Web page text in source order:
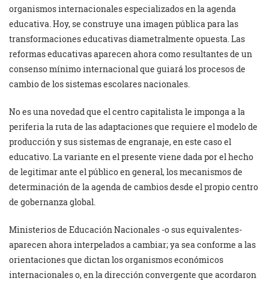
organismos internacionales especializados en la agenda
educativa. Hoy, se construye una imagen pública para las
transformaciones educativas diametralmente opuesta. Las
reformas educativas aparecen ahora como resultantes de un
consenso mínimo internacional que guiará los procesos de
cambio de los sistemas escolares nacionales.
No es una novedad que el centro capitalista le imponga a la
periferia la ruta de las adaptaciones que requiere el modelo de
producción y sus sistemas de engranaje, en este caso el
educativo. La variante en el presente viene dada por el hecho
de legitimar ante el público en general, los mecanismos de
determinación de la agenda de cambios desde el propio centro
de gobernanza global.
Ministerios de Educación Nacionales -o sus equivalentes-
aparecen ahora interpelados a cambiar; ya sea conforme a las
orientaciones que dictan los organismos económicos
internacionales o, en la dirección convergente que acordaron